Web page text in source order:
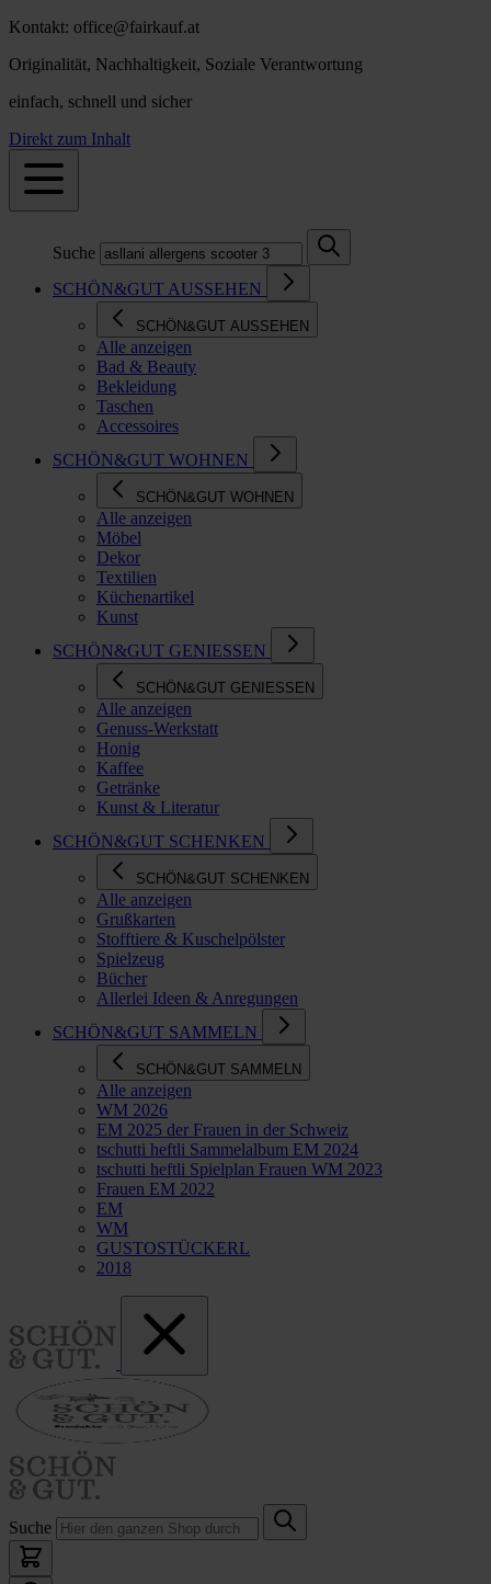
Kontakt: office@fairkauf.at
Originalität, Nachhaltigkeit, Soziale Verantwortung
einfach, schnell und sicher
Direkt zum Inhalt
Suche
SCHÖN&GUT AUSSEHEN
SCHÖN&GUT AUSSEHEN
Alle anzeigen
Bad & Beauty
Bekleidung
Taschen
Accessoires
SCHÖN&GUT WOHNEN
SCHÖN&GUT WOHNEN
Alle anzeigen
Möbel
Dekor
Textilien
Küchenartikel
Kunst
SCHÖN&GUT GENIESSEN
SCHÖN&GUT GENIESSEN
Alle anzeigen
Genuss-Werkstatt
Honig
Kaffee
Getränke
Kunst & Literatur
SCHÖN&GUT SCHENKEN
SCHÖN&GUT SCHENKEN
Alle anzeigen
Grußkarten
Stofftiere & Kuschelpölster
Spielzeug
Bücher
Allerlei Ideen & Anregungen
SCHÖN&GUT SAMMELN
SCHÖN&GUT SAMMELN
Alle anzeigen
WM 2026
EM 2025 der Frauen in der Schweiz
tschutti heftli Sammelalbum EM 2024
tschutti heftli Spielplan Frauen WM 2023
Frauen EM 2022
EM
WM
GUSTOSTÜCKERL
2018
Suche